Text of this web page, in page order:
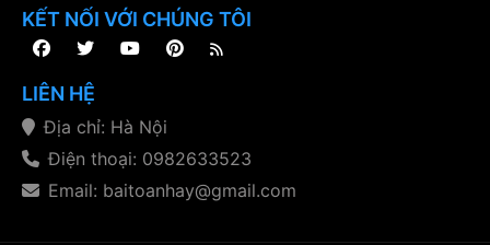
KẾT NỐI VỚI CHÚNG TÔI
LIÊN HỆ
Địa chỉ: Hà Nội
Điện thoại: 0982633523
Email: baitoanhay@gmail.com